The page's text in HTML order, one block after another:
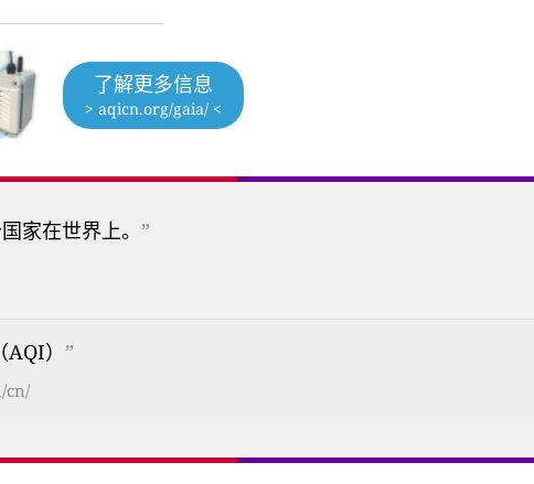
了解更多信息
> aqicn.org/gaia/ <
家在世界上。 ”
） ”
cn/